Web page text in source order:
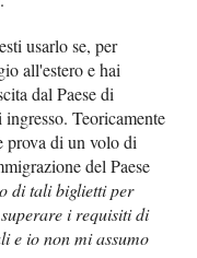
usarlo se, per
all'estero e hai
dal Paese di
Teoricamente
prova di un volo di
del Paese
di tali biglietti per
i requisiti di
e io non mi assumo